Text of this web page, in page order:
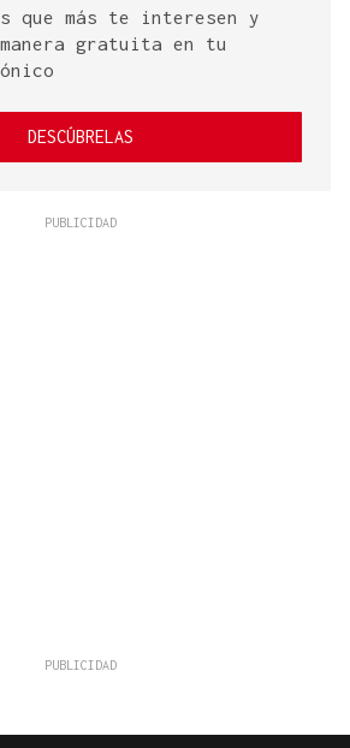
que más te interesen y
gratuita en tu
DESCÚBRELAS